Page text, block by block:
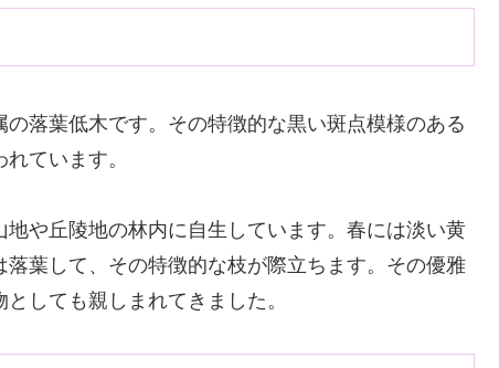
落葉低木です。その特徴的な黒い斑点模様のある
ています。
や丘陵地の林内に自生しています。春には淡い黄
葉して、その特徴的な枝が際立ちます。その優雅
しても親しまれてきました。